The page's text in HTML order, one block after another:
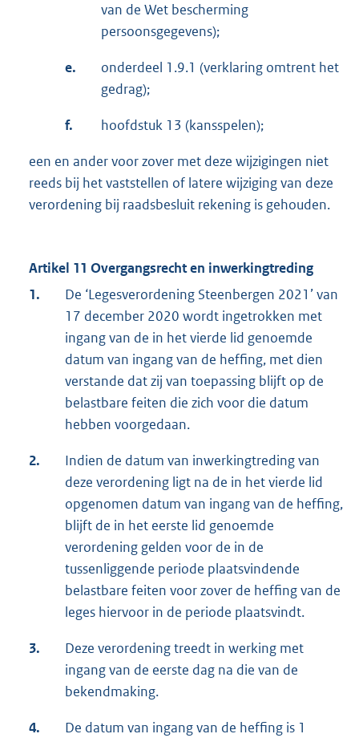
van de Wet bescherming
persoonsgegevens);
e.
onderdeel 1.9.1 (verklaring omtrent het
gedrag);
f. hoofdstuk 13 (kansspelen);
een en ander voor zover met deze wijzigingen niet
reeds bij het vaststellen of latere wijziging van deze
verordening bij raadsbesluit rekening is gehouden.
Artikel 11 Overgangsrecht en inwerkingtreding
1.
De ‘Legesverordening Steenbergen 2021’ van
17 december 2020 wordt ingetrokken met
ingang van de in het vierde lid genoemde
datum van ingang van de heffing, met dien
verstande dat zij van toepassing blijft op de
belastbare feiten die zich voor die datum
hebben voorgedaan.
2.
Indien de datum van inwerkingtreding van
deze verordening ligt na de in het vierde lid
opgenomen datum van ingang van de heffing,
blijft de in het eerste lid genoemde
verordening gelden voor de in de
tussenliggende periode plaatsvindende
belastbare feiten voor zover de heffing van de
leges hiervoor in de periode plaatsvindt.
3.
Deze verordening treedt in werking met
ingang van de eerste dag na die van de
bekendmaking.
4.
De datum van ingang van de heffing is 1